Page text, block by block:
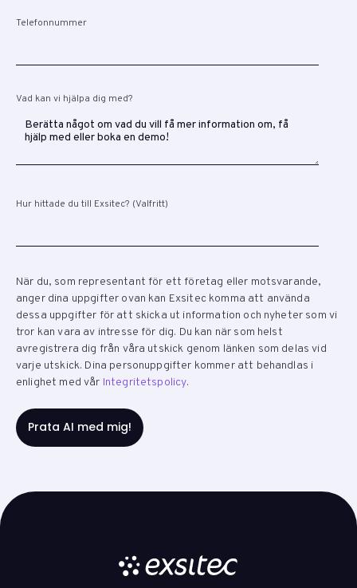
Telefonnummer
Vad kan vi hjälpa dig med?
Hur hittade du till Exsitec? (Valfritt)
När du, som representant för ett företag eller motsvarande,
anger dina uppgifter ovan kan Exsitec komma att använda
dessa uppgifter för att skicka ut information och nyheter som vi
tror kan vara av intresse för dig. Du kan när som helst
avregistrera dig från våra utskick genom länken som delas vid
varje utskick. Dina personuppgifter kommer att behandlas i
enlighet med vår Integritetspolicy.